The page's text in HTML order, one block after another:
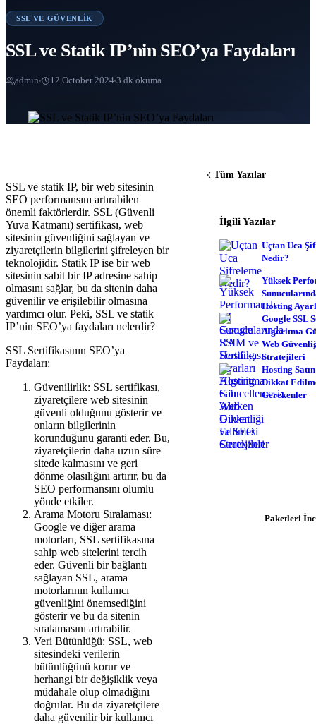
SSL VE GÜVENLIK
SSL ve Statik IP’nin SEO’ya Faydaları
admin 12 October 2024 3 dk okuma
SSL ve statik IP, bir web sitesinin
SEO performansını artırabilen
önemli faktörlerdir. SSL (Güvenli
Yuva Katmanı) sertifikası, web
sitesinin güvenliğini sağlayan ve
ziyaretçilerin bilgilerini şifreleyen bir
teknolojidir. Statik IP ise bir web
sitesinin sabit bir IP adresine sahip
olmasını sağlar, bu da sitenin daha
güvenilir ve erişilebilir olmasına
yardımcı olur. Peki, SSL ve statik
IP’nin SEO’ya faydaları nelerdir?
SSL Sertifikasının SEO’ya
Faydaları:
Güvenilirlik: SSL sertifikası,
ziyaretçilere web sitesinin
güvenli olduğunu gösterir ve
onların bilgilerinin
korunduğunu garanti eder. Bu,
ziyaretçilerin daha uzun süre
sitede kalmasını ve geri
dönme olasılığını artırır, bu da
SEO performansını olumlu
yönde etkiler.
Arama Motoru Sıralaması:
Google ve diğer arama
motorları, SSL sertifikasına
sahip web sitelerini tercih
eder. Güvenli bir bağlantı
sağlayan SSL, arama
motorlarının kullanıcı
güvenliğini önemsediğini
gösterir ve bu da sitenin
sıralamasını artırabilir.
Veri Bütünlüğü: SSL, web
sitesindeki verilerin
bütünlüğünü korur ve
herhangi bir değişiklik veya
müdahale olup olmadığını
doğrular. Bu da ziyaretçilere
daha güvenilir bir kullanıcı
Tüm Yazılar
İlgili Yazılar
Uçtan Uca
Nedir?
Yüksek
Hosting
Google SSL
Algoritma
Web
Stratejileri
Hosting
Dikkat
Gerekenler
Hosting
Paketleri